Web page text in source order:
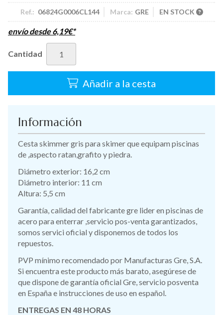
Ref.: 06824G0006CL144 Marca: GRE EN STOCK
envío desde6,19€*
Cantidad
Añadir a la cesta
Información
Cesta skimmer gris para skimer que equipam piscinas
de ,aspecto ratan,grafito y piedra.
Diámetro exterior: 16,2 cm
Diámetro interior: 11 cm
Altura: 5,5 cm
Garantía, calidad del fabricante gre lider en piscinas de
acero para enterrar ,servicio pos-venta garantizados,
somos servici oficial y disponemos de todos los
repuestos.
PVP mínimo recomendado por Manufacturas Gre, S.A.
Si encuentra este producto más barato, asegúrese de
que dispone de garantía oficial Gre, servicio posventa
en España e instrucciones de uso en español.
ENTREGAS EN 48 HORAS